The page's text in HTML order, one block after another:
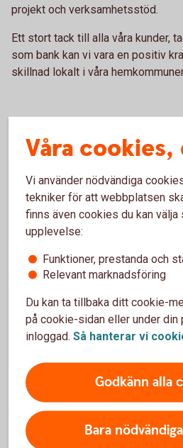
projekt och verksamhetsstöd.
Ett stort tack till alla våra kunder,
som bank kan vi vara en positiv
skillnad lokalt i våra
Intresserad av
Här kan du läsa om hur du
Sparbanken Mälardalen och
ägarstiftelser.
Ung ekonomi
Ung ekonomi vänder sig till
grundskolan och gymnasiet
se på sin ekonomi på ett sätt
skillnad.
Våra
Vi använder nödvändiga
tekniker för att webbplatsen
finns även cookies du kan
upplevelse:
Funktioner, prestanda och
Relevant marknadsföring
Du kan ta tillbaka ditt cookie-
på cookie-sidan eller under din
inloggad. Så hanterar vi
Godkänn alla
Bara